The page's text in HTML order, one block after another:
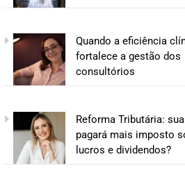
Quando a eficiência
fortalece a gestão dos
consultórios
Reforma Tributária:
pagará mais imposto
lucros e dividendos?